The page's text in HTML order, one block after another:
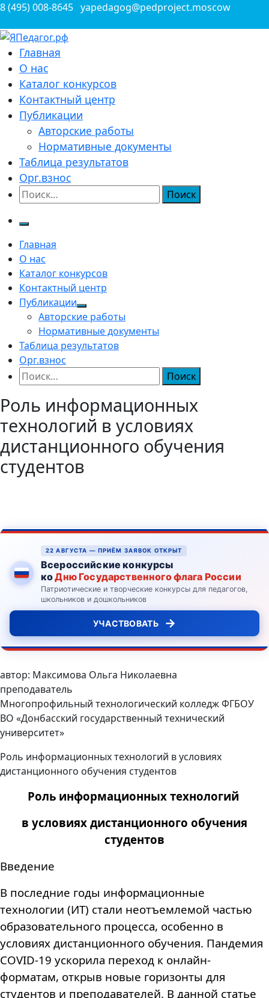
Перейти
содержимому
8 (495) 008-8645 yapedagog@pedproject.moscow
ЯПедагог.рф
Всероссийские конкурсы для педагогов
Главная
О нас
Каталог конкурсов
Контактный центр
Публикации
Авторские работы
Нормативные документы
Таблица результатов
Орг.взнос
Найти:
Главная
О нас
Каталог конкурсов
Контактный центр
Публикации
Авторские работы
Нормативные документы
Таблица результатов
Орг.взнос
Найти:
Роль информационных
технологий в условиях
дистанционного обучения
студентов
22 АВГУСТА — ПРИЁМ ЗАЯВОК ОТКРЫТ
Всероссийские конкурсы
коДню Государственного флага России
Патриотические и творческие конкурсы для педагогов,
школьников и дошкольников
УЧАСТВОВАТЬ →
автор: Максимова Ольга Николаевна
преподаватель
Многопрофильный технологический колледж ФГБОУ
ВО «Донбасский государственный технический
университет»
Роль информационных технологий в условиях
дистанционного обучения студентов
Роль информационных технологий
в условиях дистанционного обучения
студентов
Введение
В последние годы информационные
технологии (ИТ) стали неотъемлемой частью
образовательного процесса, особенно в
условиях дистанционного обучения. Пандемия
COVID-19 ускорила переход к онлайн-
форматам, открыв новые горизонты для
студентов и преподавателей. В данной статье